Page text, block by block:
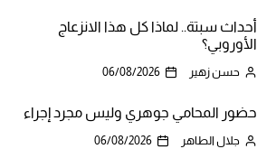
أحداث سبتة.. لماذا كل هذا الانزعاج
الأوروبي؟
حسن زهير 06/08/2026
حضور المحامي جوهري وليس مجرد إجراء
جلال الطاهر 06/08/2026